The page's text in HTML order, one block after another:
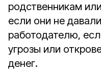
родственникам
если они не
работодателю,
угрозы или
денег.